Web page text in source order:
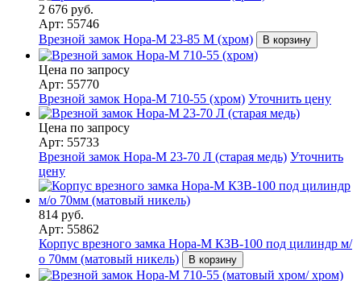
2 676 руб.
Арт: 55746
Врезной замок Нора-М 23-85 М (хром)
В корзину
Цена по запросу
Арт: 55770
Врезной замок Нора-М 710-55 (хром) Уточнить цену
Цена по запросу
Арт: 55733
Врезной замок Нора-М 23-70 Л (старая медь) Уточнить
цену
814 руб.
Арт: 55862
Корпус врезного замка Нора-М КЗВ-100 под цилиндр м/
о 70мм (матовый никель)
В корзину